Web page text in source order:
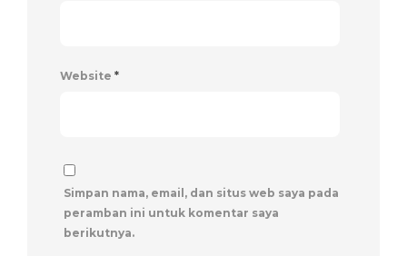
Website *
Simpan nama, email, dan situs web saya pada
peramban ini untuk komentar saya
berikutnya.